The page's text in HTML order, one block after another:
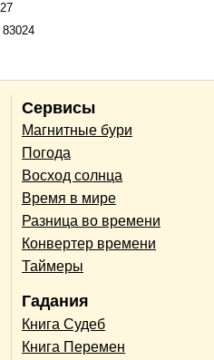
Сервисы
Магнитные бури
Погода
Восход солнца
Время в мире
Разница во времени
Конвертер времени
Таймеры
Гадания
Книга Судеб
Книга Перемен